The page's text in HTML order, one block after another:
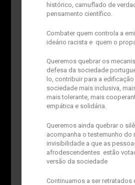
histórico, camuflado de
pensamento científico.
Combater quem controla a
ideário racista e quem o
Queremos quebrar os
defesa da sociedade
lo, contribuir para a
sociedade mais inclusiva,
mais tolerante, mais
empática e solidária.
Queremos ainda quebrar o
acompanha o testemunho do
invisibilidade a que as
afrodescendentes estão
versão da sociedade
Continuamos a ser retratados